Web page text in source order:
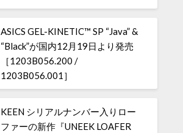
ASICS GEL-KINETIC™ SP “Java” &
“Black”が国内12月19日より発売
［1203B056.200 /
1203B056.001］
KEEN シリアルナンバー入りロー
ファーの新作『UNEEK LOAFER